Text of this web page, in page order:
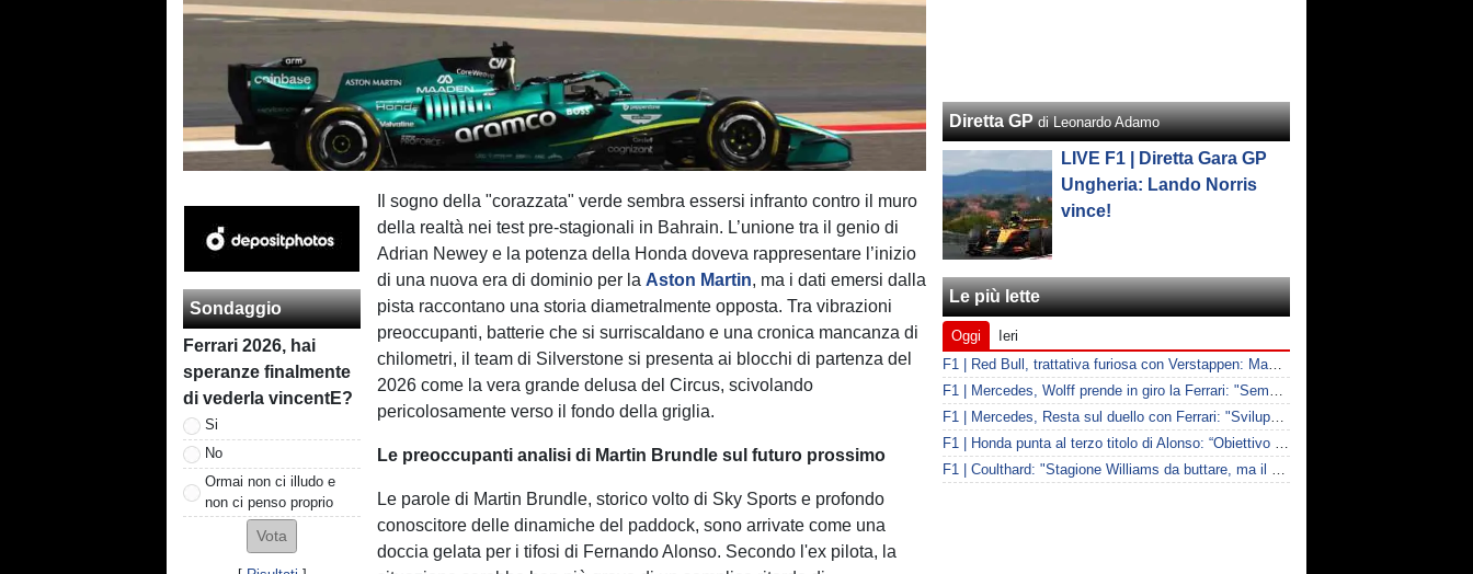
Sondaggio
Ferrari 2026, hai
speranze finalmente
di vederla vincentE?
Si
No
Ormai non ci illudo e
non ci penso proprio
Il sogno della "corazzata" verde sembra essersi infranto contro il muro
della realtà nei test pre-stagionali in Bahrain. L’unione tra il genio di
Adrian Newey e la potenza della Honda doveva rappresentare l’inizio
di una nuova era di dominio per la Aston Martin, ma i dati emersi dalla
pista raccontano una storia diametralmente opposta. Tra vibrazioni
preoccupanti, batterie che si surriscaldano e una cronica mancanza di
chilometri, il team di Silverstone si presenta ai blocchi di partenza del
2026 come la vera grande delusa del Circus, scivolando
pericolosamente verso il fondo della griglia.
Le preoccupanti analisi di Martin Brundle sul futuro prossimo
Le parole di Martin Brundle, storico volto di Sky Sports e profondo
conoscitore delle dinamiche del paddock, sono arrivate come una
doccia gelata per i tifosi di Fernando Alonso. Secondo l'ex pilota, la
Diretta GP di Leonardo Adamo
LIVE F1 | Diretta Gara GP
Ungheria: Lando Norris
vince!
Le più lette
Oggi
Ieri
F1 | Red Bull, trattativa furiosa con Verstappen: Max chiede il doppio per rimuovere le clausole
F1 | Mercedes, Wolff prende in giro la Ferrari: "Sempre a lamentarsi della PU"
F1 | Mercedes, Resta sul duello con Ferrari: "Sviluppi decisivi"
F1 | Honda punta al terzo titolo di Alonso: “Obiettivo Mondiale con lui”
F1 | Coulthard: "Stagione Williams da buttare, ma il ritorno sarà dolce"